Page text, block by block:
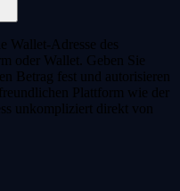
Wallet-Adresse des
oder Wallet. Geben Sie
Betrag fest und autorisieren
Plattform wie der
unkompliziert direkt von